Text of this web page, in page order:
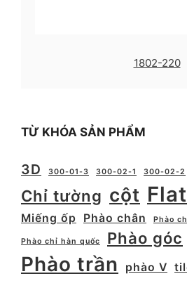
1802-220
TỪ KHÓA SẢN PHẨM
3D 300-01-3 300-02-1 300-02-2
Chỉ tường cột Flat
Miếng ốp
Phào chân Phào
Phào chỉ hàn quốc Phào góc
Phào trần phào V